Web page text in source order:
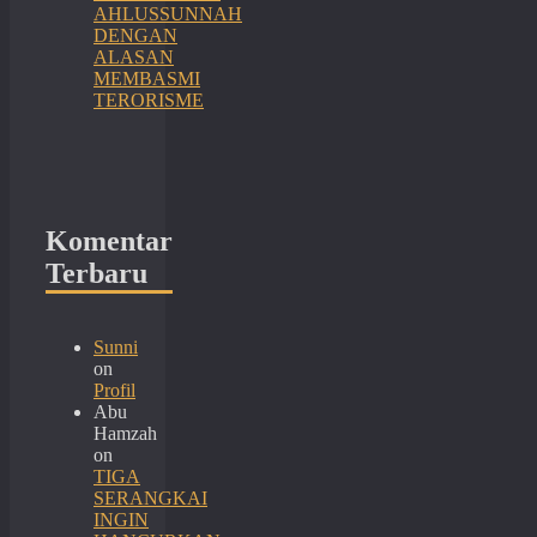
AHLUSSUNNAH
DENGAN
ALASAN
MEMBASMI
TERORISME
Komentar
Terbaru
Sunni
on
Profil
Abu
Hamzah
on
TIGA
SERANGKAI
INGIN